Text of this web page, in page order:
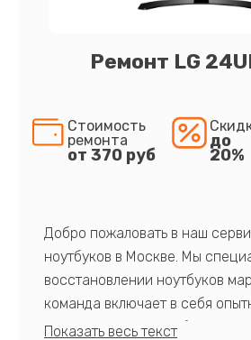
Ремонт LG
Стоимость
ремонта
от 370 руб
до
20%
Добро пожаловать в наш
ноутбуков в Москве. Мы
восстановлении ноутбуков
команда включает в себя
профессионалов с обширными